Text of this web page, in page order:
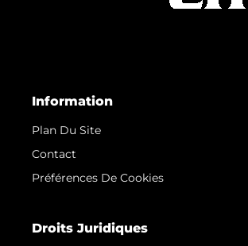
Information
Plan Du Site
Contact
Préférences De Cookies
Droits Juridiques